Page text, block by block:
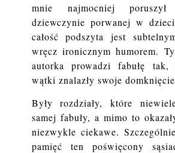
mnie najmocniej
dziewczynie porwanej w
całość podszyta jest
wręcz ironicznym humorem.
autorka prowadzi fabułę
wątki znalazły swoje
Były rozdziały, które
samej fabuły, a mimo to
niezwykle ciekawe.
pamięć ten poświęcony